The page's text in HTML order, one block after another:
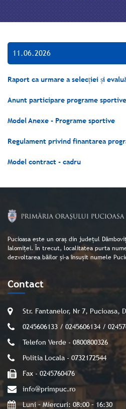
11.06.2026
Raport ca urmare a selecției și
Anunt participare programe
Model Anexe - Programe sportive
Regulament privind finantarea
Model contract - cadru
Pucioasa este un oraș din județul
Ialomiței. În trecut, localitatea purta
dezvoltarea băilor și-a însușit numele
Contact
Str. Fantanelor, Nr 7, Pucioasa,
0245606133 / 0245606134 /
Telefon Verde - 0800800326
Politia Locala - 0732172544
Fax - 0245760476
info@primpuc.ro
Luni – Miercuri: 08:00 – 16:30